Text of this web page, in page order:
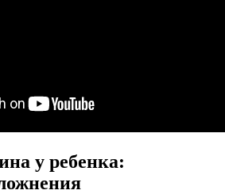
у ребенка: